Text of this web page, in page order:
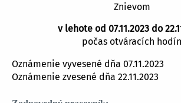
Znievom
v lehote od 07.11.2023 do
počas otváracích hodín
Oznámenie vyvesené dňa 07.11.2023
Oznámenie zvesené dňa 22.11.2023